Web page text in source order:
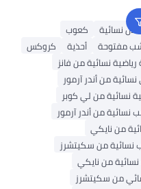
صنادل نسائية
كعوب
مفتوحة أحذية
كروكس
رياضية نسائية من فانز
من أندر آرمور
نسائية من لي كوبر
نسائية من أندر آرمور
من نايكي
نسائية من سكيتشرز
نسائية من نايكي
من سكيتشرز